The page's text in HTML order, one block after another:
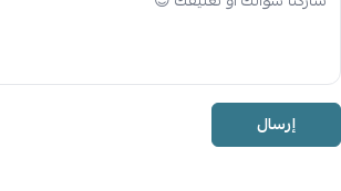
إرسال